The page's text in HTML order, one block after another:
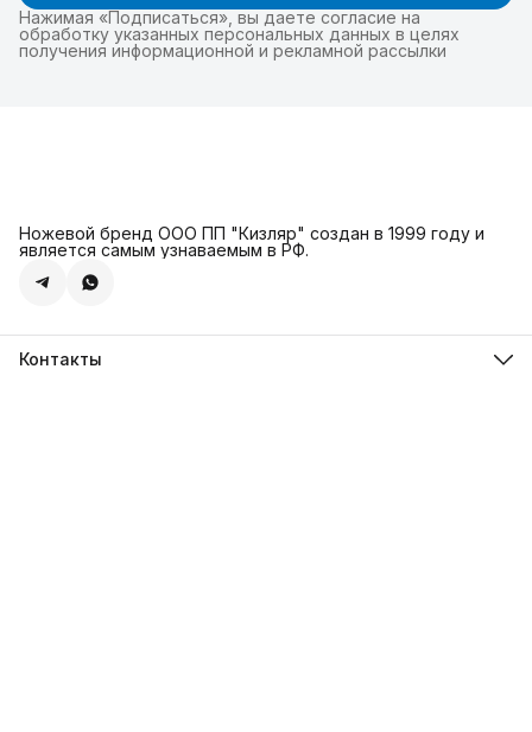
Нажимая «Подписаться», вы даете согласие на
обработку указанных персональных данных в целях
получения информационной и рекламной рассылки
Ножевой бренд ООО ПП "Кизляр" создан в 1999 году и
является самым узнаваемым в РФ.
Контакты